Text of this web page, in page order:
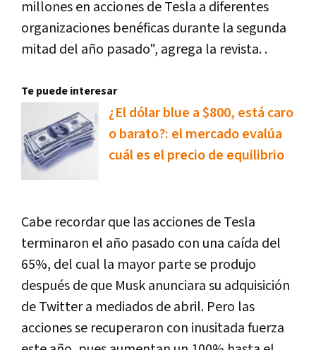
millones en acciones de Tesla a diferentes
organizaciones benéficas durante la segunda
mitad del año pasado", agrega la revista. .
Te puede interesar
¿El dólar blue a $800, está caro
o barato?: el mercado evalúa
cuál es el precio de equilibrio
Cabe recordar que las acciones de Tesla
terminaron el año pasado con una caída del
65%, del cual la mayor parte se produjo
después de que Musk anunciara su adquisición
de Twitter a mediados de abril. Pero las
acciones se recuperaron con inusitada fuerza